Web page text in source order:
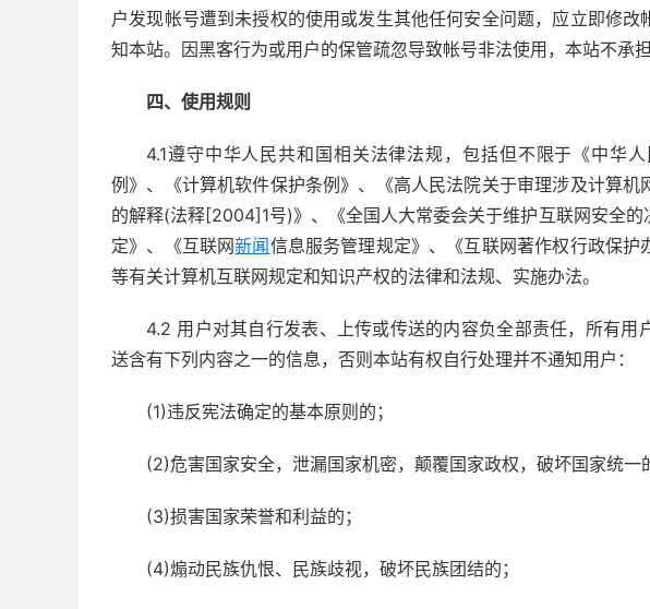
户发现帐号遭到未授权的使用或发生其他任何安全问题，应立即修
知本站。因黑客行为或用户的保管疏忽导致帐号非法使用，本站不承担
四、使用规则
4.1遵守中华人民共和国相关法律法规，包括但不限于《中华
例》、《计算机软件保护条例》、《高人民法院关于审理涉及计算
的解释(法释[2004]1号)》、《全国人大常委会关于维护互联网安全
定》、《互联网新闻信息服务管理规定》、《互联网著作权行政保护
等有关计算机互联网规定和知识产权的法律和法规、实施办法。
4.2 用户对其自行发表、上传或传送的内容负全部责任，所有用
送含有下列内容之一的信息，否则本站有权自行处理并不通知用户：
(1)违反宪法确定的基本原则的；
(2)危害国家安全，泄漏国家机密，颠覆国家政权，破坏国家统一
(3)损害国家荣誉和利益的；
(4)煽动民族仇恨、民族歧视，破坏民族团结的；